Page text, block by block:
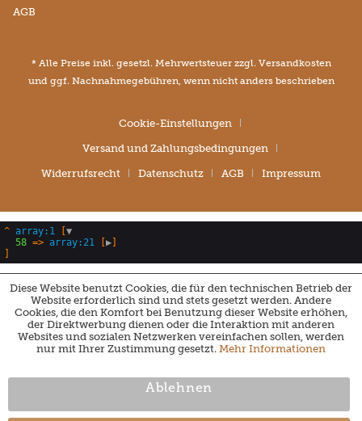
AGB
* Alle Preise inkl. gesetzl. Mehrwertsteuer zzgl. Versandkosten
und ggf. Nachnahmegebühren, wenn nicht anders beschrieben
Cookie-Einstellungen
Versand und Zahlungsbedingungen
Widerrufsrecht Datenschutz AGB Impressum
Diese Website benutzt Cookies, die für den technischen Betrieb der
Website erforderlich sind und stets gesetzt werden. Andere
Cookies, die den Komfort bei Benutzung dieser Website erhöhen,
der Direktwerbung dienen oder die Interaktion mit anderen
Websites und sozialen Netzwerken vereinfachen sollen, werden
nur mit Ihrer Zustimmung gesetzt. Mehr Informationen
Ablehnen
^ array:1
▼
58 => array:21 ▶